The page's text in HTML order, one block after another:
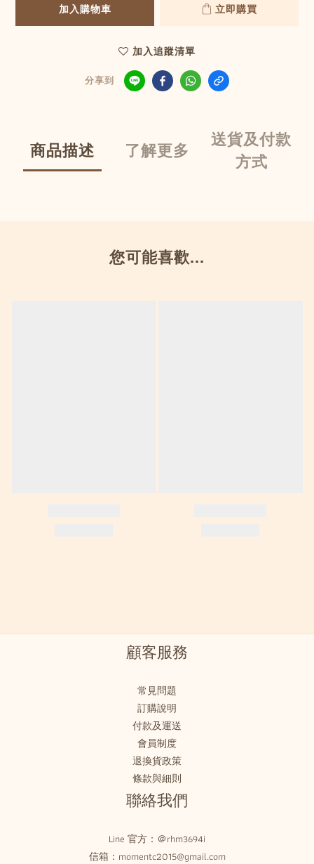
加入購物車 立即購買
加入追蹤清單
分享到
商品描述 了解更多
送貨及付款
方式
您可能喜歡...
顧客服務
常見問題
訂購說明
付款及運送
會員制度
退換貨政策
條款與細則
聯絡我們
Line 官方： ＠rhm3694i
信箱：momentc2015@gmail.com